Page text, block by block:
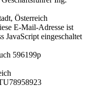
Österreich
E-Mail-Adresse ist
JavaScript eingeschaltet
596199p